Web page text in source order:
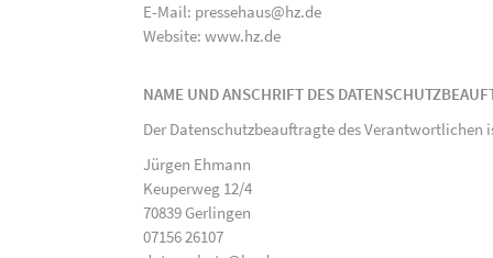
E-Mail: pressehaus@hz.de
Website: www.hz.de
NAME UND ANSCHRIFT DES
Der Datenschutzbeauftragte des Verantwortlichen
Jürgen Ehmann
Keuperweg 12/4
70839 Gerlingen
07156 26107